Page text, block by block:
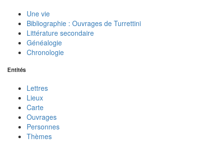
Une vie
Bibliographie : Ouvrages de Turrettini
Littérature secondaire
Généalogie
Chronologie
Entités
Lettres
Lieux
Carte
Ouvrages
Personnes
Thèmes